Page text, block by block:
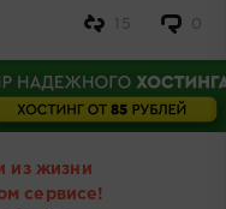
0
15
из жизни
сервисе!